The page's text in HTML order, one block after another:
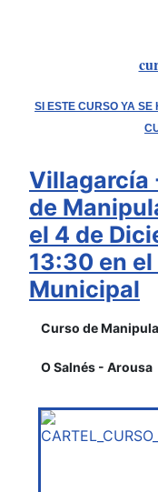
SI ESTE CURSO YA
Villagarcía
de
el 4 de
13:30 en
Municipal
Curso de
O Salnés - Arousa